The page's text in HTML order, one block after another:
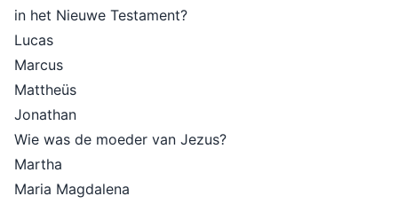
in het Nieuwe Testament?
Lucas
Marcus
Mattheüs
Jonathan
Wie was de moeder van Jezus?
Martha
Maria Magdalena